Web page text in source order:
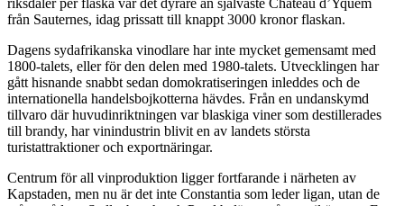
riksdaler per flaska var det dyrare än självaste Château d’Yquem
från Sauternes, idag prissatt till knappt 3000 kronor flaskan.
Dagens sydafrikanska vinodlare har inte mycket gemensamt med
1800-talets, eller för den delen med 1980-talets. Utvecklingen har
gått hisnande snabbt sedan domokratiseringen inleddes och de
internationella handelsbojkotterna hävdes. Från en undanskymd
tillvaro där huvudinriktningen var blaskiga viner som destillerades
till brandy, har vinindustrin blivit en av landets största
turistattraktioner och exportnäringar.
Centrum för all vinproduktion ligger fortfarande i närheten av
Kapstaden, men nu är det inte Constantia som leder ligan, utan de